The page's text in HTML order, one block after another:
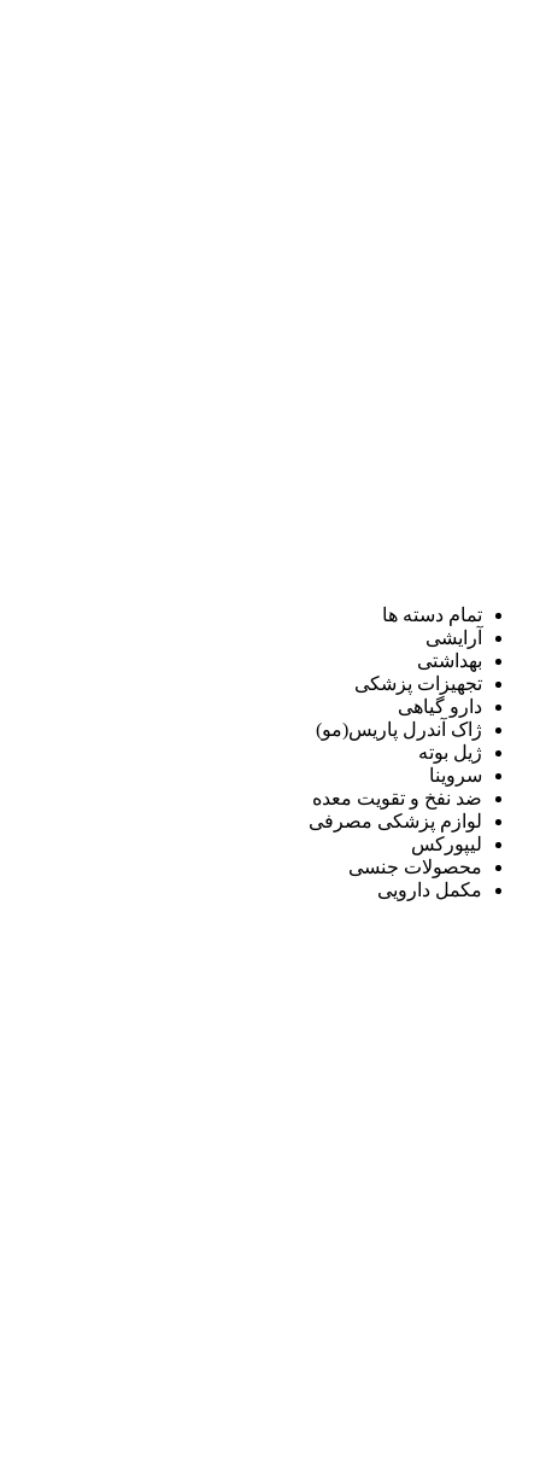
تمام دسته ها
آرایشی
بهداشتی
تجهیزات پزشکی
دارو گیاهی
ژاک آندرل پاریس(مو)
ژیل بوته
سروینا
ضد نفخ و تقویت معده
لوازم پزشکی مصرفی
لیپورکس
محصولات جنسی
مکمل دارویی